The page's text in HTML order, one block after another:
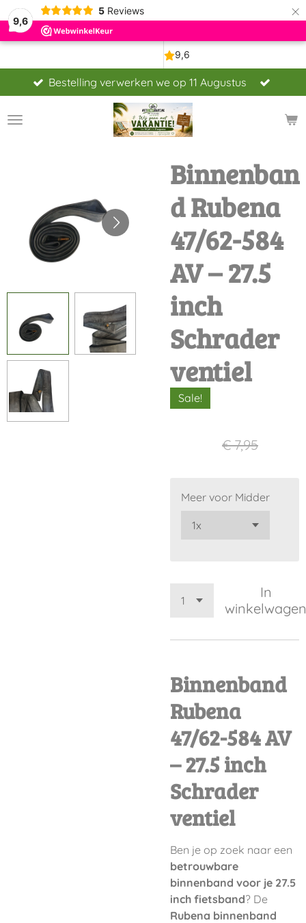
9,6
5 Reviews ×
Bestelling verwerken we op 11 Augustus
Binnenban
d Rubena
47/62-584
AV – 27.5
inch
Schrader
ventiel
Sale!
€ 7,95
Meer voor Midder
In
winkelwagen
Binnenband
Rubena
47/62-584 AV
– 27.5 inch
Schrader
ventiel
Ben je op zoek naar een
betrouwbare
binnenband voor je 27.5
inch fietsband? De
Rubena binnenband